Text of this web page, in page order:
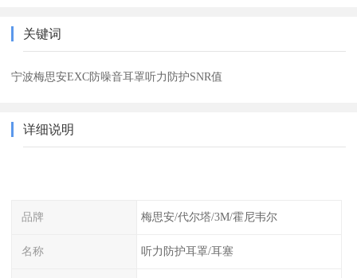
关键词
宁波梅思安EXC防噪音耳罩听力防护SNR值
详细说明
品牌 梅思安/代尔塔/3M/霍尼韦尔
名称 听力防护耳罩/耳塞